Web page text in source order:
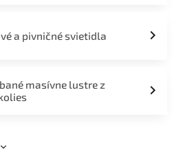
a pivničné svietidla
masívne lustre z